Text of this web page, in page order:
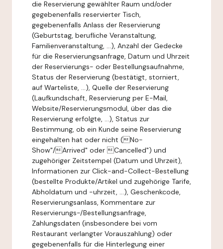
die Reservierung gewählter Raum und/oder
gegebenenfalls reservierter Tisch,
gegebenenfalls Anlass der Reservierung
(Geburtstag, berufliche Veranstaltung,
Familienveranstaltung, ...), Anzahl der Gedecke
für die Reservierungsanfrage, Datum und Uhrzeit
der Reservierungs- oder Bestellungsaufnahme,
Status der Reservierung (bestätigt, storniert,
auf Warteliste, ...), Quelle der Reservierung
(Laufkundschaft, Reservierung per E-Mail,
Website/Reservierungsmodul, über das die
Reservierung erfolgte, ...), Status zur
Bestimmung, ob ein Kunde seine Reservierung
eingehalten hat oder nicht (No-
Show"/Arrived" oder Cancelled") und
zugehöriger Zeitstempel (Datum und Uhrzeit),
Informationen zur Click-and-Collect-Bestellung
(bestellte Produkte/Artikel und zugehörige Tarife,
Abholdatum und -uhrzeit, ...), Geschenkcode,
Reservierungsanlass, Kommentare zur
Reservierungs-/Bestellungsanfrage,
Zahlungsdaten (insbesondere bei vom
Restaurant verlangter Vorauszahlung) oder
gegebenenfalls für die Hinterlegung einer